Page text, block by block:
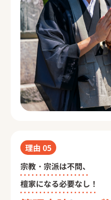
理由 05
宗教・宗派は不問、
檀家になる必要なし！